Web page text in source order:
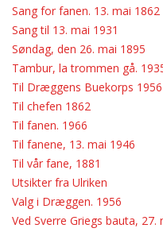
AKTIVITETER
TURER TIL UTLAND
DUGNADSARBEID
TERMINLISTEN 2026
TURER TIL UTLAND
DUGNADSARBEID
TERMINLISTEN 2026
VENNER AV DB
STYRET VENNER AV DB
STYRET VENNER AV DB
Sang for fanen. 13. mai 1862
Sang til 13. mai 1931
Søndag, den 26. mai 1895
Tambur, la trommen gå.
Til Dræggens Buekorps
Til chefen 1862
Til fanen. 1966
Til fanene, 13. mai 1946
Til vår fane, 1881
Utsikter fra Ulriken
Valg i Dræggen. 1956
Ved Sverre Griegs bauta, 27.